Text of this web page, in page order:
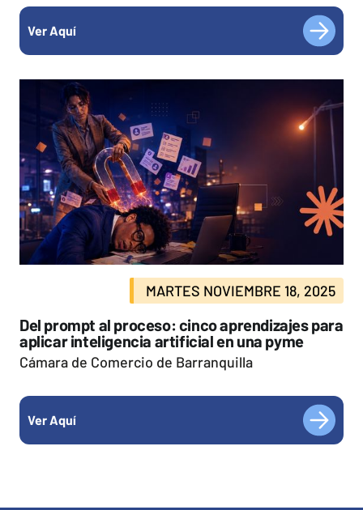
Ver Aquí
MARTES NOVIEMBRE 18, 2025
Del prompt al proceso: cinco aprendizajes para
aplicar inteligencia artificial en una pyme
Cámara de Comercio de Barranquilla
Ver Aquí